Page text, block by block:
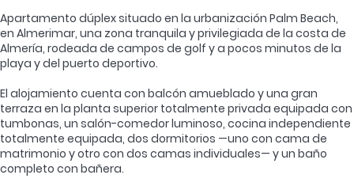
Apartamento dúplex situado en la urbanización Palm Beach,
en Almerimar, una zona tranquila y privilegiada de la costa de
Almería, rodeada de campos de golf y a pocos minutos de la
playa y del puerto deportivo.
El alojamiento cuenta con balcón amueblado y una gran
terraza en la planta superior totalmente privada equipada con
tumbonas, un salón-comedor luminoso, cocina independiente
totalmente equipada, dos dormitorios —uno con cama de
matrimonio y otro con dos camas individuales— y un baño
completo con bañera.